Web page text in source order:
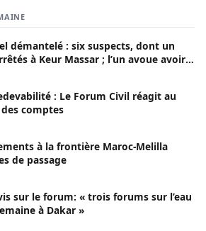
démantelé : six suspects, dont un
à Keur Massar ; l’un avoue avoir
2018
: Le Forum Civil réagit au
comptes
à la frontière Maroc-Melilla
de passage
sur le forum: « trois forums sur l’eau
à Dakar »